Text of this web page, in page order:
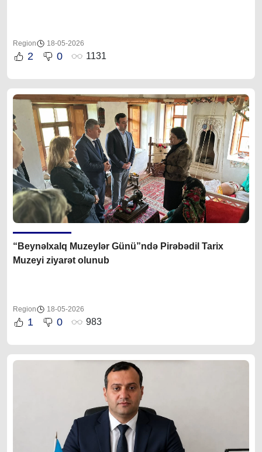
Region 18-05-2026
2 0 1131
“Beynəlxalq Muzeylər Günü”ndə Pirəbədil Tarix
Muzeyi ziyarət olunub
Region 18-05-2026
1 0 983